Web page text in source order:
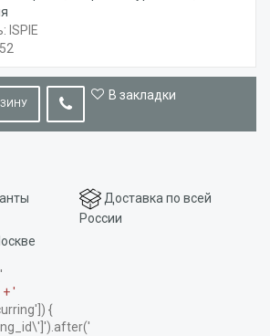
ISPIE
В закладки
Доставка по всей
России
'
{